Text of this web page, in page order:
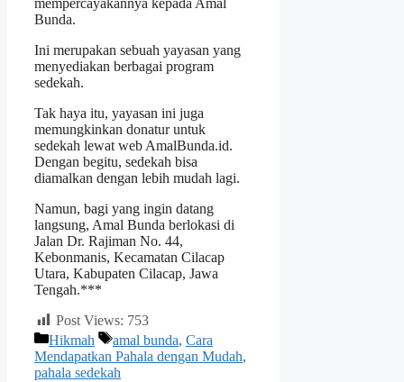
mempercayakannya kepada Amal
Bunda.
Ini merupakan sebuah yayasan yang
menyediakan berbagai program
sedekah.
Tak haya itu, yayasan ini juga
memungkinkan donatur untuk
sedekah lewat web AmalBunda.id.
Dengan begitu, sedekah bisa
diamalkan dengan lebih mudah lagi.
Namun, bagi yang ingin datang
langsung, Amal Bunda berlokasi di
Jalan Dr. Rajiman No. 44,
Kebonmanis, Kecamatan Cilacap
Utara, Kabupaten Cilacap, Jawa
Tengah.***
Post Views: 753
Categories
Hikmah Tags
amal bunda, Cara
Mendapatkan Pahala dengan Mudah,
pahala sedekah